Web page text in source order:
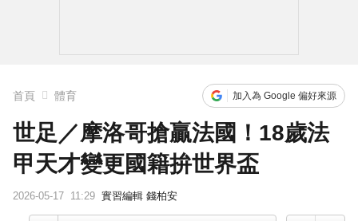
首頁 體育 加入為 Google 偏好來源
世足／摩洛哥搶贏法國！18歲法
甲天才變更國籍拚世界盃
2026-05-17 11:29 實習編輯 錢柏安